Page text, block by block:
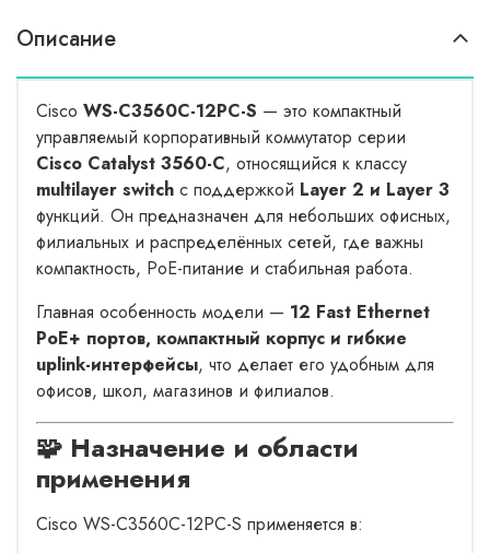
Описание
Cisco WS-C3560C-12PC-S — это компактный
управляемый корпоративный коммутатор серии
Cisco Catalyst 3560-C, относящийся к классу
multilayer switch с поддержкой Layer 2 и Layer 3
функций. Он предназначен для небольших офисных,
филиальных и распределённых сетей, где важны
компактность, PoE-питание и стабильная работа.
Главная особенность модели — 12 Fast Ethernet
PoE+ портов, компактный корпус и гибкие
uplink-интерфейсы, что делает его удобным для
офисов, школ, магазинов и филиалов.
🧩 Назначение и области
применения
Cisco WS-C3560C-12PC-S применяется в: